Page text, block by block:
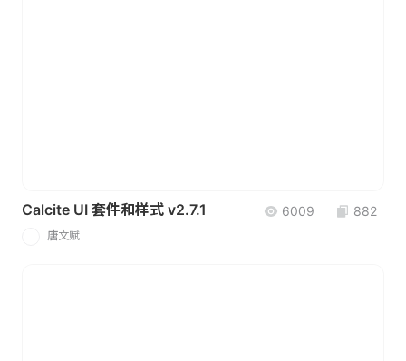
Calcite UI 套件和样式 v2.7.1 6009 882
唐文赋